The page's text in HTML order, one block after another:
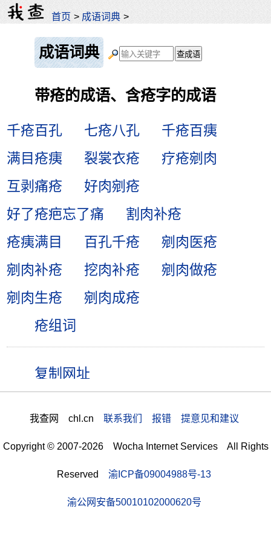
首页 > 成语词典 >
成语词典
带疮的成语、含疮字的成语
千疮百孔 七疮八孔
千疮百痍
满目疮痍
裂裳衣疮
疗疮剜肉
互剥痛疮
好肉剜疮
好了疮疤忘了痛
割肉补疮
疮痍满目
百孔千疮
剜肉医疮
剜肉补疮
挖肉补疮
剜肉做疮
剜肉生疮
剜肉成疮
疮组词
我查网 chl.cn 联系我们 报错 提意见和建议
Copyright © 2007-2026 Wocha Internet Services All Rights
Reserved 渝ICP备09004988号-13
渝公网安备50010102000620号